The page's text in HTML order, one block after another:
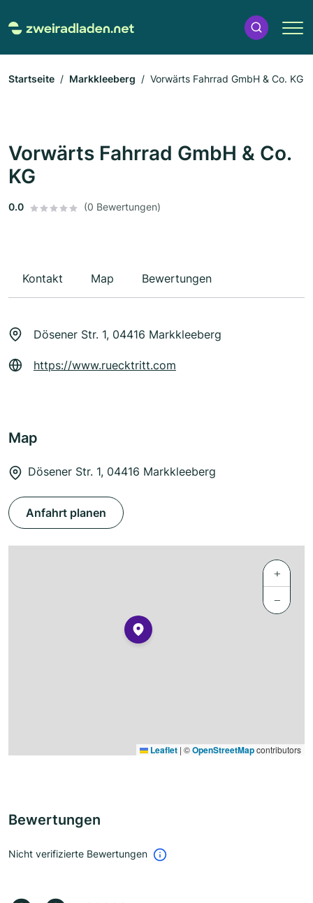
Startseite Markkleeberg Vorwärts Fahrrad GmbH & Co. KG
Vorwärts Fahrrad GmbH & Co.
KG
0.0 (0 Bewertungen)
Kontakt Map Bewertungen
Dösener Str. 1, 04416 Markkleeberg
https://www.ruecktritt.com
Map
Dösener Str. 1, 04416 Markkleeberg
Anfahrt planen
+
−
Leaflet | ©OpenStreetMapcontributors
Bewertungen
Nicht verifizierte Bewertungen